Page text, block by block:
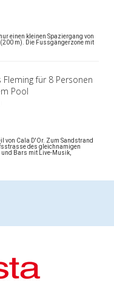
einen kleinen Spaziergang von
m). Die Fussgängerzone mit
Fleming für 8 Personen
Pool
von Cala D'Or. Zum Sandstrand
des gleichnamigen
Bars mit Live-Musik,